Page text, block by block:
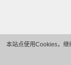
本站点使用Cookies，继